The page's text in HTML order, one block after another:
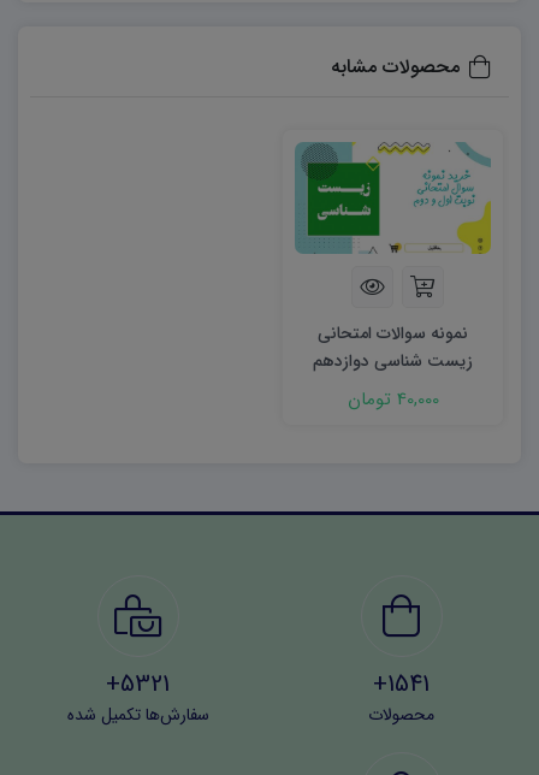
درس طراحی شده و در صورتی که در بارم بندی اشکالی
بارم اقدام نمایند. (لذا این موارد ارتباطی با مدیر سایت
ندارد.)
از طریق کامپیوتر و یا لبتاب استفاده کنید.
فرمولی اعم از ریاضی، فیزیک و … از طریق موبایل قابل
ویرایش نیستند.
(در صورتی که قصد ویرایش از طریق
کاربران در صورتی که قار به خرید اینترنتی نیستند می
سوالات اقدام کنند:
۶۰۶۳۷۳۱۲۱۱۲۳۲۵۶۷
محصولات مشابه
نمونه سوالات امتحانی
زیست شناسی دوازدهم
نوبت اول ۱۴۰۴ word
40,000 تومان
1541+
محصولات
5321+
سفارش‌ها تکمیل شده